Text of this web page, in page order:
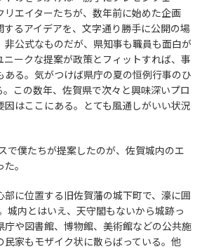
リエイターたちが、数年前に始めた企画
るアイデアを、文字通り勝手に公開の場
非公式なものだが、県知事も職員も面白が
ニークな提案が政策とフィットすれば、事
ある。気がつけば県庁の夏の恒例行事のひ
。この数年、佐賀県で次々と興味深いプロ
因はここにある。とても風通しがいい状況
で僕たちが提案したのが、佐賀城内のエ
。
に位置する旧佐賀藩の城下町で、濠に囲
城内とはいえ、天守閣もないから城跡っ
庁や図書館、博物館、美術館などの公共施
民家もモザイク状に散らばっている。他